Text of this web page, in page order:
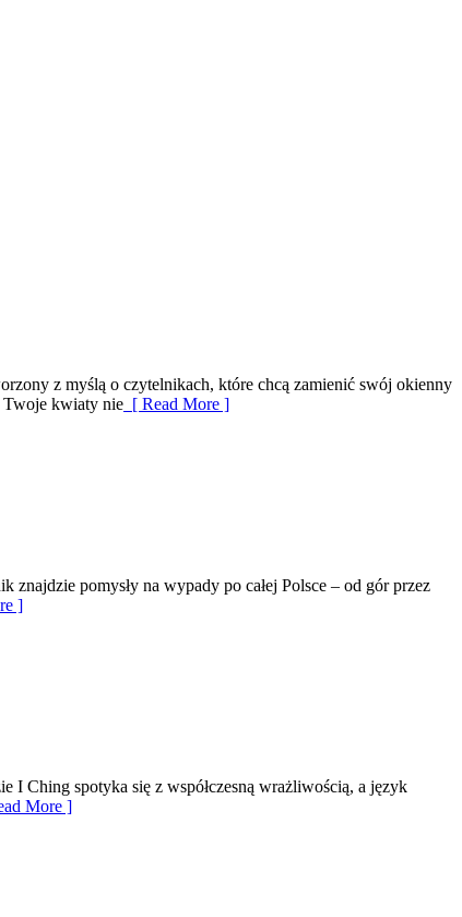
z myślą o czytelnikach, które chcą zamienić swój okienny
Twoje kwiaty nie [ Read More ]
pomysły na wypady po całej Polsce – od gór przez
]
I Ching spotyka się z współczesną wrażliwością, a język
More ]